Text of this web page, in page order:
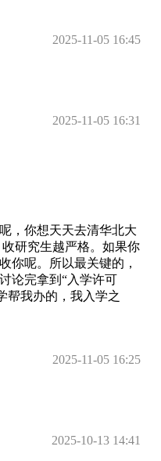
2025-11-05 16:45
2025-11-05 16:31
，你想天天去清华北大
研究生越严格。如果你
你呢。所以最关键的，
论完拿到“入学许可
帮我办的，我入学之
2025-11-05 16:25
2025-10-13 14:41